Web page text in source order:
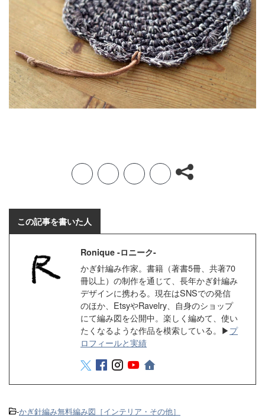
F
c
e
b
o
o
k
T
t
t
e
r
L
e
H
e
a
この記事を書いた人
Ronique -ロニーク-
かぎ針編み作家。書籍（著書5冊、共著70
冊以上）の制作を通じて、長年かぎ針編み
デザインに携わる。現在はSNSでの発信
のほか、EtsyやRavelry、自身のショップ
にて編み図を公開中。楽しく編めて、使い
たくなるような作品を模索している。▶プ
ロフィールと実績
-かぎ針編み無料編み図［インテリア・その他］